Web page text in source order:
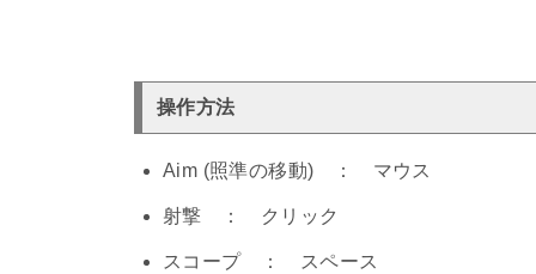
操作方法
Aim (照準の移動) ： マウス
射撃 ： クリック
スコープ ： スペース